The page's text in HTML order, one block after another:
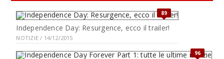
89
Independence Day: Resurgence, ecco il trailer!
NOTIZIE / 14/12/2015
96